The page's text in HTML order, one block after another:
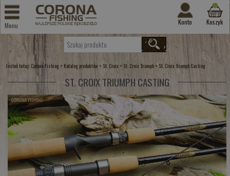
Menu Konto Koszyk
Jesteś tutaj: Corona-Fishing > Katalog produktów > St. Croix > St. Croix Triumph > St. Croix Triumph Casting
ST. CROIX TRIUMPH CASTING